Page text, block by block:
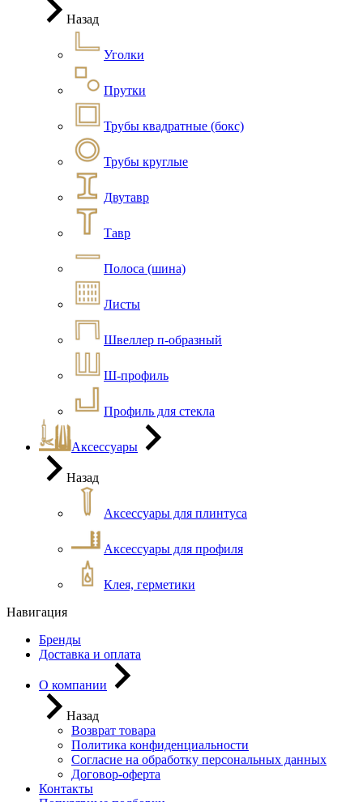
Назад
Уголки
Прутки
Трубы квадратные (бокс)
Трубы круглые
Двутавр
Тавр
Полоса (шина)
Листы
Швеллер п-образный
Ш-профиль
Профиль для стекла
Аксессуары
Назад
Аксессуары для плинтуса
Аксессуары для профиля
Клея, герметики
Навигация
Бренды
Доставка и оплата
О компании
Назад
Возврат товара
Политика конфиденциальности
Согласие на обработку персональных данных
Договор-оферта
Контакты